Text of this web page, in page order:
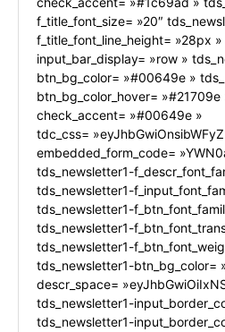
f_title_font_size= »20″
f_title_font_line_height= »28px
input_bar_display= »row »
btn_bg_color= »#00649e »
btn_bg_color_hover=
check_accent= »#00649e »
tdc_css=
embedded_form_code=
tds_newsletter1-
tds_newsletter1-
tds_newsletter1-
tds_newsletter1-
tds_newsletter1-
tds_newsletter1-btn_bg_color=
descr_space=
tds_newsletter1-
tds_newsletter1-